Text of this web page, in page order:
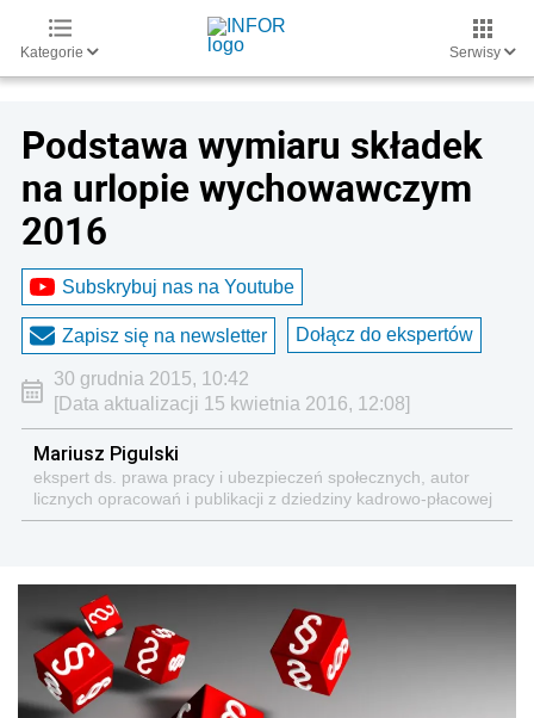
Kategorie Serwisy
Podstawa wymiaru składek
na urlopie wychowawczym
2016
Subskrybuj nas na Youtube
Zapisz się na newsletter Dołącz do ekspertów
30 grudnia 2015, 10:42
[Data aktualizacji 15 kwietnia 2016, 12:08]
Mariusz Pigulski
ekspert ds. prawa pracy i ubezpieczeń społecznych, autor
licznych opracowań i publikacji z dziedziny kadrowo-płacowej